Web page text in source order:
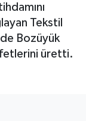
Tekstil
Bozüyük
üretti.